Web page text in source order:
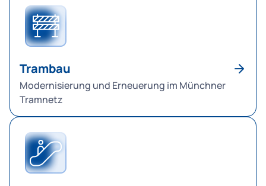
Trambau
Modernisierung und Erneuerung im Münchner
Tramnetz